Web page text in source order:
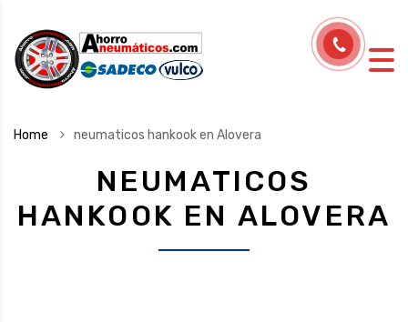
Home neumaticos hankook en Alovera
NEUMATICOS
HANKOOK EN ALOVERA